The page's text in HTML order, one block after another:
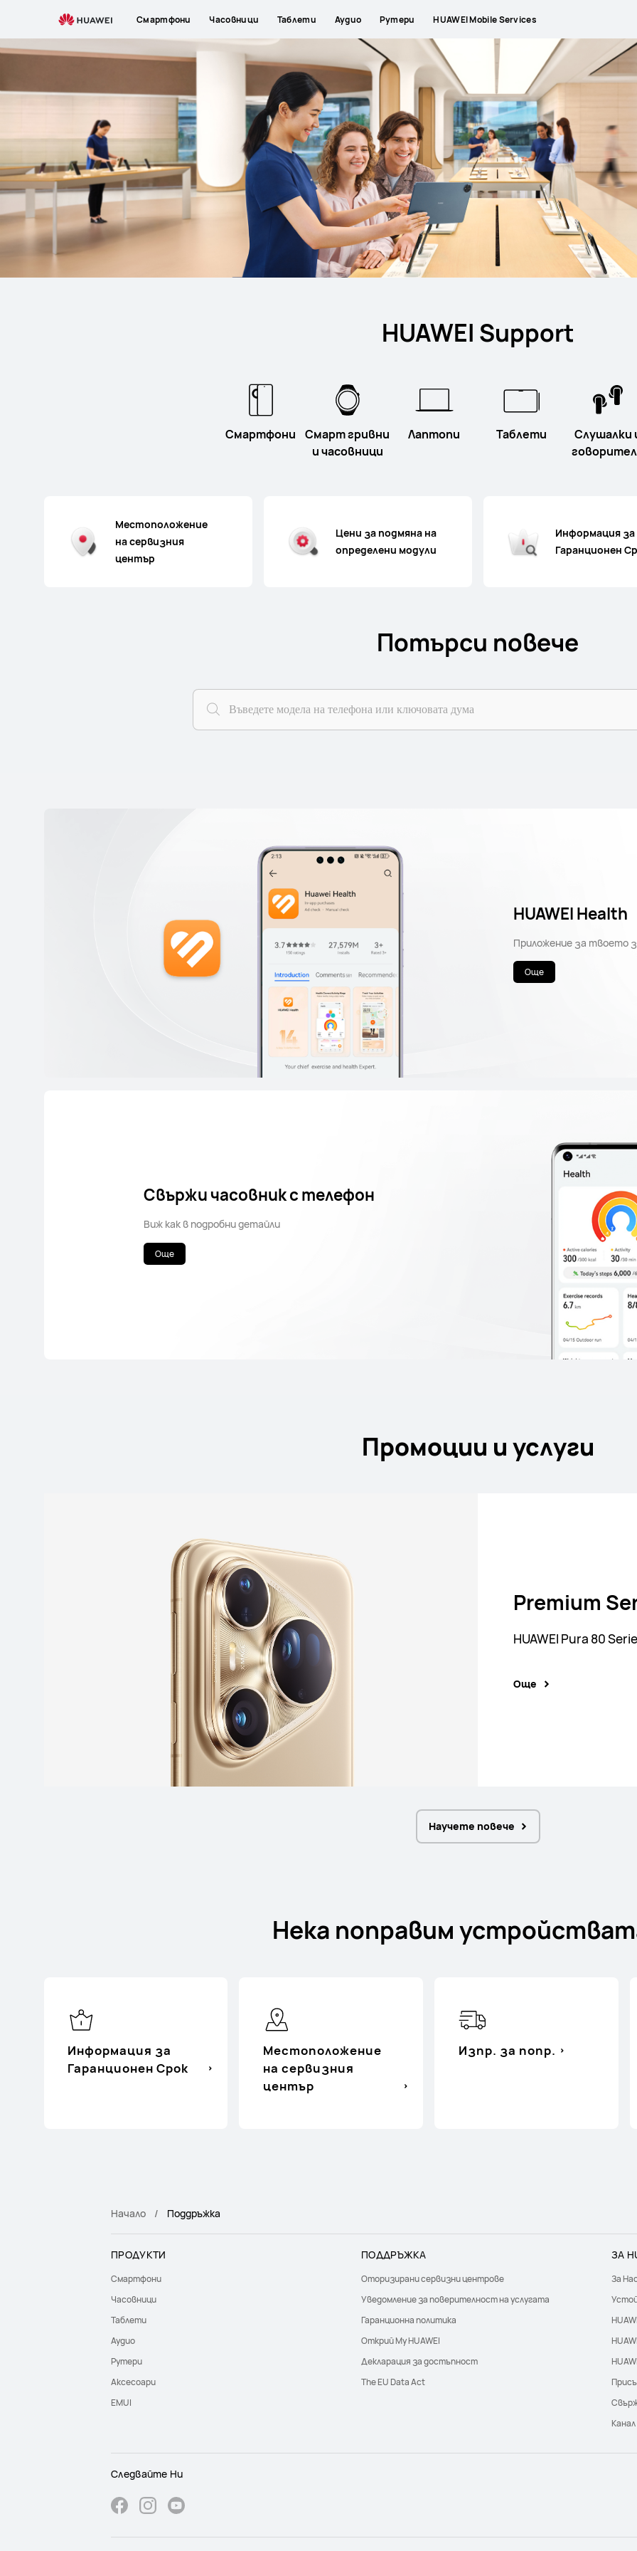
Смартфони Часовници Таблети Аудио Рутери HUAWEI Mobile Services
HUAWEI Support
Смартфони
Смарт гривни
и часовници
Лаптопи Таблети
Слушалки
Местоположение
на сервизния
център
Цени за подмяна на
определени модули
Информация за
Гаранционен
Потърси повече
HUAWEI Health
Приложение за твоето
Още
Свържи часовник с телефон
Виж как в подробни детайли
Още
Промоции и услуги
отстъпка
на
Premium
HUAWEI Pura 80
Още
Научете повече
Нека поправим
Информация за
Гаранционен Срок
Местоположение
на сервизния
център
Изпр. за попр.
Начало Поддръжка
ПРОДУКТИ
Смартфони
Часовници
Таблети
Аудио
Рутери
Аксесоари
EMUI
ПОДДРЪЖКА
Оторизирани сервизни центрове
Уведомление за поверителност на услугата
Гаранционна политика
Открий My HUAWEI
Декларация за достъпност
The EU Data Act
ЗА
За
Следвайте Ни